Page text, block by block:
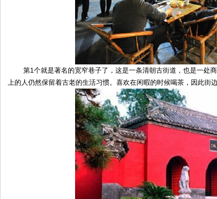
第1个就是著名的宽窄巷子了，这是一条清朝古街道，也是一处商
上的人仍然保留着古老的生活习惯。喜欢在闲暇的时候喝茶，因此街